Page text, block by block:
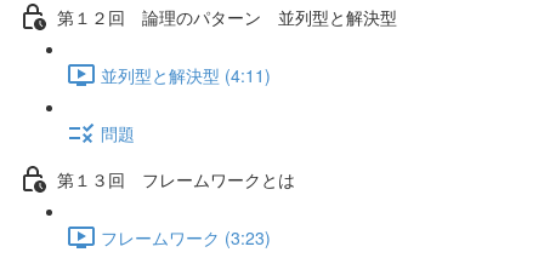
第１２回 論理のパターン 並列型と解決型
並列型と解決型 (4:11)
問題
第１３回 フレームワークとは
フレームワーク (3:23)